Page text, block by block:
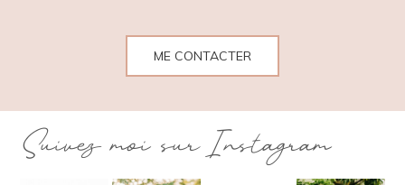
ME CONTACTER
Suivez moi sur Instagram